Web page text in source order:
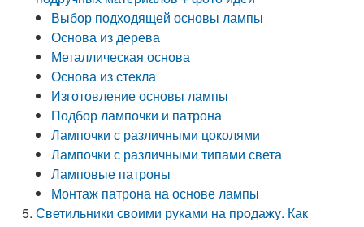
Выбор подходящей основы лампы
Основа из дерева
Металлическая основа
Основа из стекла
Изготовление основы лампы
Подбор лампочки и патрона
Лампочки с различными цоколями
Лампочки с различными типами света
Ламповые патроны
Монтаж патрона на основе лампы
Светильники своими руками на продажу. Как